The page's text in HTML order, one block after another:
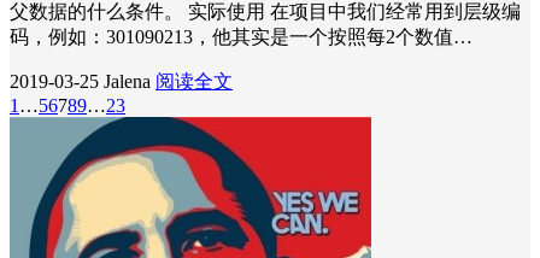
父数据的什么条件。 实际使用 在项目中我们经常用到层级编
码，例如：301090213，他其实是一个按照每2个数值…
2019-03-25 Jalena 阅读全文
1 …56789…23